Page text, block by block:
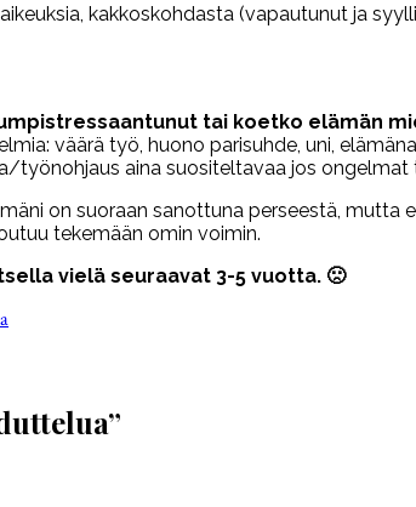
kakkoskohdasta (vapautunut ja
tai koetko elämän
väärä työ, huono parisuhde, uni,
työnohjaus aina suositeltavaa jos
on suoraan sanottuna perseestä,
tekemään omin voimin.
vielä seuraavat 3-5 vuotta. 🙁
artikkeliin
”